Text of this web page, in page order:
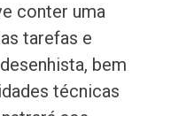
conter uma
tarefas e
bem
técnicas